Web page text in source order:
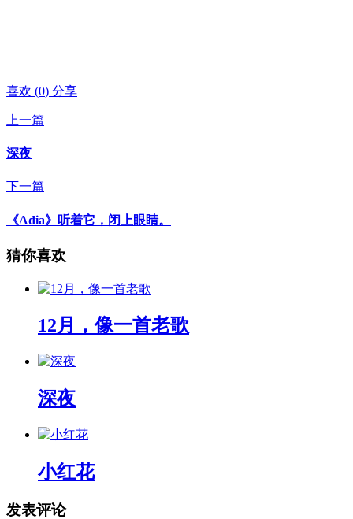
喜欢 (0) 分享
上一篇
深夜
下一篇
《Adia》听着它，闭上眼睛。
猜你喜欢
12月，像一首老歌
深夜
小红花
发表评论